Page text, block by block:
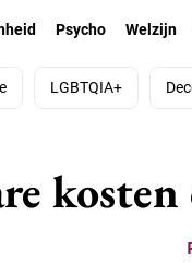
Psycho Welzijn
LGBTQIA+